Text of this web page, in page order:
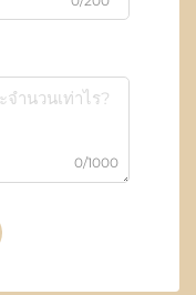
0/1000